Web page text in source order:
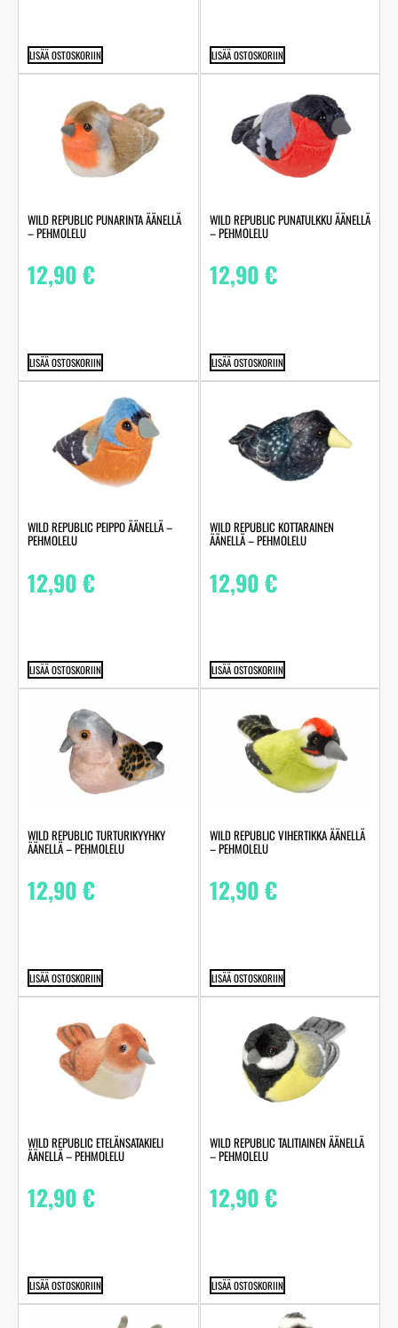
LISÄÄ OSTOSKORIIN LISÄÄ OSTOSKORIIN
WILD REPUBLIC PUNARINTA ÄÄNELLÄ
– PEHMOLELU
12,90€
LISÄÄ OSTOSKORIIN
WILD REPUBLIC PUNATULKKU ÄÄNELLÄ
– PEHMOLELU
12,90€
LISÄÄ OSTOSKORIIN
WILD REPUBLIC PEIPPO ÄÄNELLÄ –
PEHMOLELU
12,90€
LISÄÄ OSTOSKORIIN
WILD REPUBLIC KOTTARAINEN
ÄÄNELLÄ – PEHMOLELU
12,90€
LISÄÄ OSTOSKORIIN
WILD REPUBLIC TURTURIKYYHKY
ÄÄNELLÄ – PEHMOLELU
12,90€
LISÄÄ OSTOSKORIIN
WILD REPUBLIC VIHERTIKKA ÄÄNELLÄ
– PEHMOLELU
12,90€
LISÄÄ OSTOSKORIIN
WILD REPUBLIC ETELÄNSATAKIELI
ÄÄNELLÄ – PEHMOLELU
12,90€
LISÄÄ OSTOSKORIIN
WILD REPUBLIC TALITIAINEN ÄÄNELLÄ
– PEHMOLELU
12,90€
LISÄÄ OSTOSKORIIN